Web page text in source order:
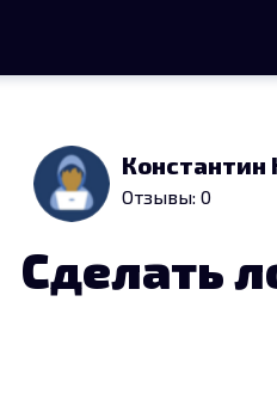
Константин
Отзывы: 0
Сделать